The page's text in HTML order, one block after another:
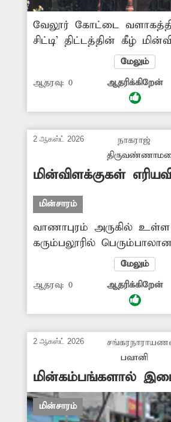
வேலூர் கோட்டை
சிட்டி’ திட்டத்தின் கீழ்
பொருத்தப்பட்டுள்ளன.
சில மின்விளக்குகள்
உள்ளன. இதுகுறித்து
அதிகாரிகள் நடவடிக்கை
மேலும்
ஆதரவு: 0 ஆதரிக்கிறேன்
2 ஆகஸ்ட் 2026
நாகராஜ்
மின்விளக்குகள்
மின்சாரம்
வாணாபுரம் அருகில்
கரும்பலூரில்
கம்பங்களில்
எரிவது கிடையாது. இரவு
இருள் சூழ்ந்து
இடங்களில் மின்
கொண்டே இருக்கிறது.
விளக்குகளை எரியவிட
நடவடிக்கை எடுக்க வேண்டும். -
வாணாபுரம்.
மேலும்
ஆதரவு: 0 ஆதரிக்கிறேன்
2 ஆகஸ்ட் 2026
பவானி
மின்கம்பங்களால்
மின்சாரம்